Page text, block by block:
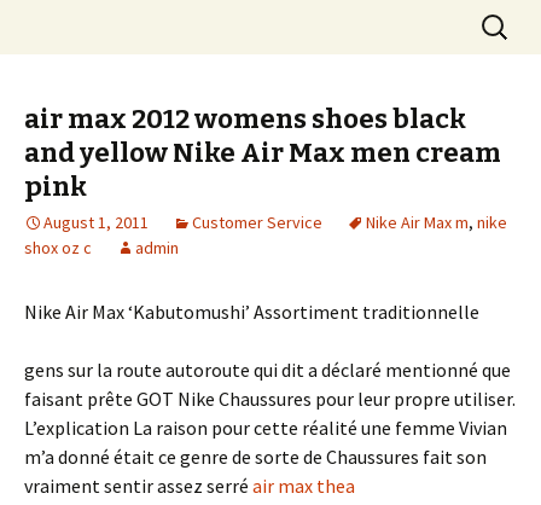
Search
for:
air max 2012 womens shoes black
and yellow Nike Air Max men cream
pink
August 1, 2011 Customer Service Nike Air Max m, nike
shox oz c
admin
Nike Air Max ‘Kabutomushi’ Assortiment traditionnelle
gens sur la route autoroute qui dit a déclaré mentionné que
faisant prête GOT Nike Chaussures pour leur propre utiliser.
L’explication La raison pour cette réalité une femme Vivian
m’a donné était ce genre de sorte de Chaussures fait son
vraiment sentir assez serré air max thea